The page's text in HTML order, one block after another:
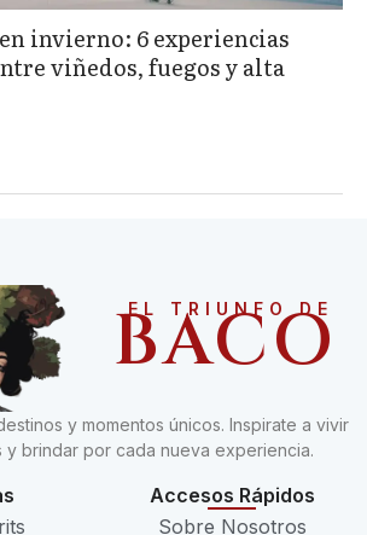
invierno: 6 experiencias
viñedos, fuegos y alta
EL TRIUNFO DE
BACO
y momentos únicos. Inspirate a vivir
y brindar por cada nueva experiencia.
Accesos Rápidos
Sobre Nosotros